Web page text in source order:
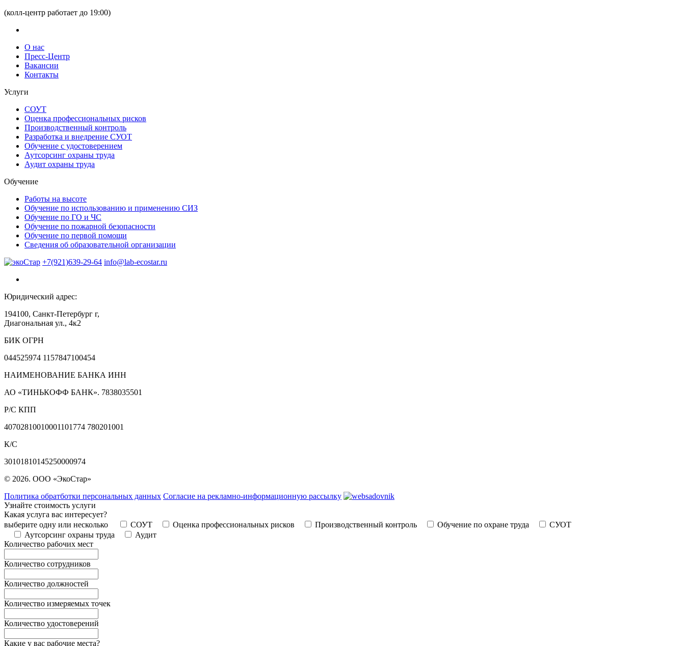
(колл-центр работает до 19:00)
О нас
Пресс-Центр
Вакансии
Контакты
Услуги
СОУТ
Оценка профессиональных рисков
Производственный контроль
Разработка и внедрение СУОТ
Обучение с удостоверением
Аутсорсинг охраны труда
Аудит охраны труда
Обучение
Работы на высоте
Обучение по использованию и применению СИЗ
Обучение по ГО и ЧС
Обучение по пожарной безопасности
Обучение по первой помощи
Сведения об образовательной организации
+7(921)639-29-64 info@lab-ecostar.ru
Юридический адрес:
194100, Санкт-Петербург г,
Диагональная ул., 4к2
БИК ОГРН
044525974 1157847100454
НАИМЕНОВАНИЕ БАНКА ИНН
АО «ТИНЬКОФФ БАНК». 7838035501
Р/С КПП
40702810010001101774 780201001
К/С
30101810145250000974
© 2026. ООО «ЭкоСтар»
Политика обратботки персональных данных Согласие на рекламно-информационную рассылку
Узнайте стоимость услуги
Какая услуга вас интересует?
выберите одну или несколько
СОУТ Оценка профессиональных рисков Производственный контроль Обучение по охране труда
СУОТ
Аутсорсинг охраны труда
Аудит
Количество рабочих мест
Количество сотрудников
Количество должностей
Количество измеряемых точек
Количество удостоверений
Какие у вас рабочие места?